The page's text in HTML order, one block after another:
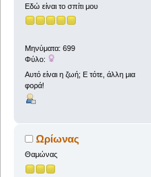
Εδώ είναι το σπίτι μου
Μηνύματα: 699
Φύλο:
Αυτό είναι η ζωή; Ε τότε, άλλη μια
φορά!
Ωρίωνας
Θαμώνας